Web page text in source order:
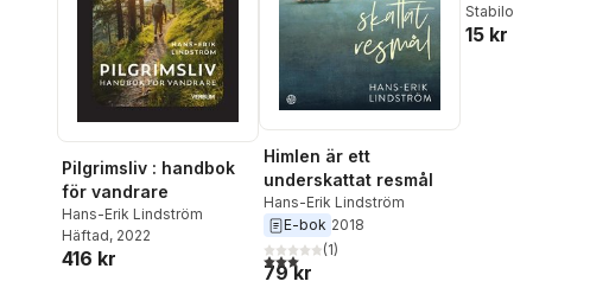
Pilgrimsliv : handbok
för vandrare
Hans-Erik Lindström
Häftad, 2022
416 kr
Himlen är ett
underskattat resmål
Hans-Erik Lindström
E-bok 2018
3,0utav 5 stjärnor. Totalt antal röster:
(1)
79 kr
Stabilo
15 kr